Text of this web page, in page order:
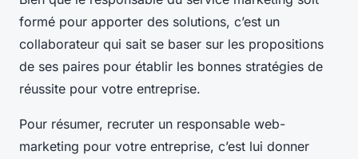
formé pour apporter des solutions, c’est un
collaborateur qui sait se baser sur les propositions
de ses paires pour établir les bonnes stratégies de
réussite pour votre entreprise.
Pour résumer, recruter un responsable web-
marketing pour votre entreprise, c’est lui donner